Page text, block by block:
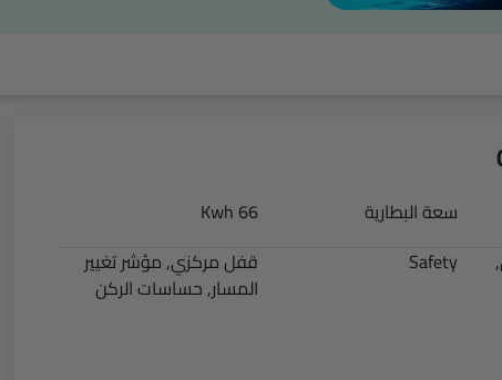
سعة البطارية
66 Kwh
Safety
قفل مركزي, مؤشر تغيير
المسار, حساسات الركن